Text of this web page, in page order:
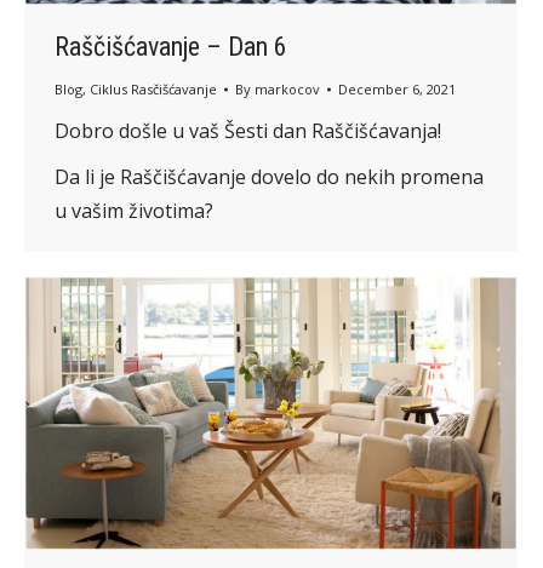
Raščišćavanje – Dan 6
Blog, Ciklus Rasčišćavanje By markocov December 6, 2021
Dobro došle u vaš Šesti dan Raščišćavanja!
Da li je Raščišćavanje dovelo do nekih promena
u vašim životima?